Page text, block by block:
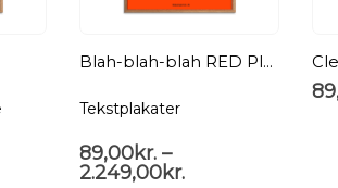
Blah-blah-blah RED Plakat
Tekstplakater
89,00kr. –
2.249,00kr.